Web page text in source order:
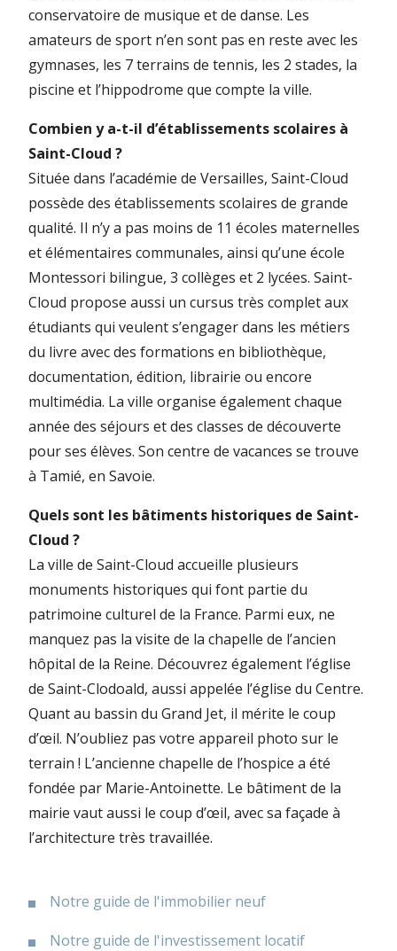
conservatoire de musique et de danse. Les
amateurs de sport n’en sont pas en reste avec les
gymnases, les 7 terrains de tennis, les 2 stades, la
piscine et l’hippodrome que compte la ville.
Combien y a-t-il d’établissements scolaires à
Saint-Cloud ?
Située dans l’académie de Versailles, Saint-Cloud
possède des établissements scolaires de grande
qualité. Il n’y a pas moins de 11 écoles maternelles
et élémentaires communales, ainsi qu’une école
Montessori bilingue, 3 collèges et 2 lycées. Saint-
Cloud propose aussi un cursus très complet aux
étudiants qui veulent s’engager dans les métiers
du livre avec des formations en bibliothèque,
documentation, édition, librairie ou encore
multimédia. La ville organise également chaque
année des séjours et des classes de découverte
pour ses élèves. Son centre de vacances se trouve
à Tamié, en Savoie.
Quels sont les bâtiments historiques de Saint-
Cloud ?
La ville de Saint-Cloud accueille plusieurs
monuments historiques qui font partie du
patrimoine culturel de la France. Parmi eux, ne
manquez pas la visite de la chapelle de l’ancien
hôpital de la Reine. Découvrez également l’église
de Saint-Clodoald, aussi appelée l’église du Centre.
Quant au bassin du Grand Jet, il mérite le coup
d’œil. N’oubliez pas votre appareil photo sur le
terrain ! L’ancienne chapelle de l’hospice a été
fondée par Marie-Antoinette. Le bâtiment de la
mairie vaut aussi le coup d’œil, avec sa façade à
l’architecture très travaillée.
Notre guide de l'immobilier neuf
Notre guide de l'investissement locatif